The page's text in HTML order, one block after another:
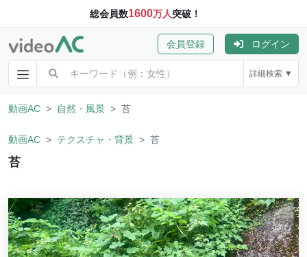
総会員数1600万人突破！
会員登録 ログイン
詳細検索 ▼
動画AC 自然・風景 苔
動画AC テクスチャ・背景 苔
苔